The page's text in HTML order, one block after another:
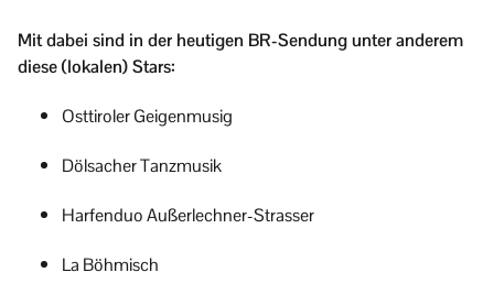
Mit dabei sind in der heutigen BR-Sendung unter anderem
diese (lokalen) Stars:
Osttiroler Geigenmusig
Dölsacher Tanzmusik
Harfenduo Außerlechner-Strasser
La Böhmisch